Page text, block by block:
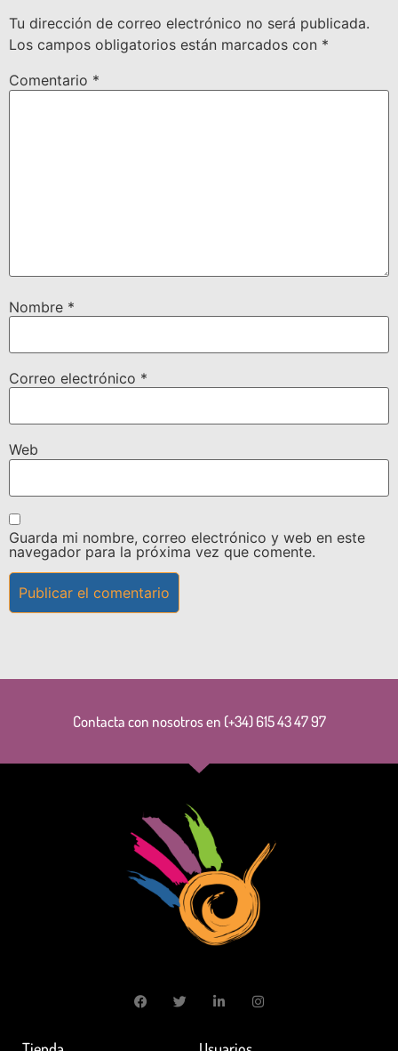
Tu dirección de correo electrónico no será publicada.
Los campos obligatorios están marcados con *
Comentario *
Nombre *
Correo electrónico *
Web
Guarda mi nombre, correo electrónico y web en este
navegador para la próxima vez que comente.
Contacta con nosotros en (+34) 615 43 47 97